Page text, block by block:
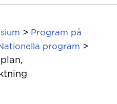
> Program på
program >